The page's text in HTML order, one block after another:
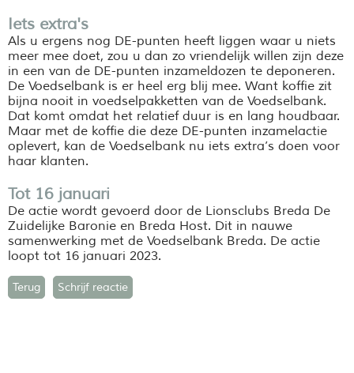
Iets extra's
Als u ergens nog DE-punten heeft liggen waar u niets
meer mee doet, zou u dan zo vriendelijk willen zijn deze
in een van de DE-punten inzameldozen te deponeren.
De Voedselbank is er heel erg blij mee. Want koffie zit
bijna nooit in voedselpakketten van de Voedselbank.
Dat komt omdat het relatief duur is en lang houdbaar.
Maar met de koffie die deze DE-punten inzamelactie
oplevert, kan de Voedselbank nu iets extra’s doen voor
haar klanten.
Tot 16 januari
De actie wordt gevoerd door de Lionsclubs Breda De
Zuidelijke Baronie en Breda Host. Dit in nauwe
samenwerking met de Voedselbank Breda. De actie
loopt tot 16 januari 2023.
Terug Schrijf reactie